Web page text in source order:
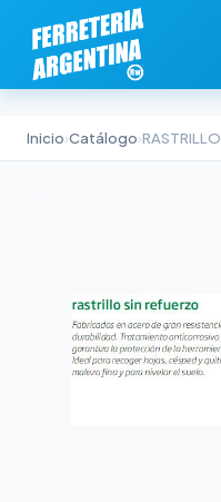
Inicio›Catálogo›RASTRILLO